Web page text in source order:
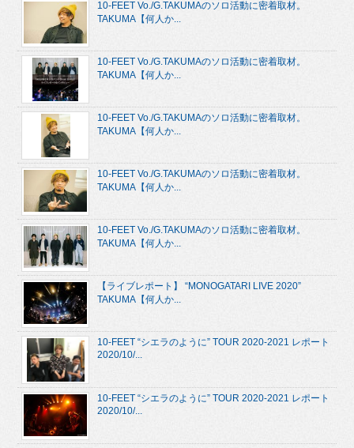
10-FEET Vo./G.TAKUMAのソロ活動に密着取材。
TAKUMA【何人か...
10-FEET Vo./G.TAKUMAのソロ活動に密着取材。
TAKUMA【何人か...
10-FEET Vo./G.TAKUMAのソロ活動に密着取材。
TAKUMA【何人か...
10-FEET Vo./G.TAKUMAのソロ活動に密着取材。
TAKUMA【何人か...
10-FEET Vo./G.TAKUMAのソロ活動に密着取材。
TAKUMA【何人か...
【ライブレポート】 “MONOGATARI LIVE 2020”
TAKUMA【何人か...
10-FEET “シエラのように” TOUR 2020-2021 レポート
2020/10/...
10-FEET “シエラのように” TOUR 2020-2021 レポート
2020/10/...